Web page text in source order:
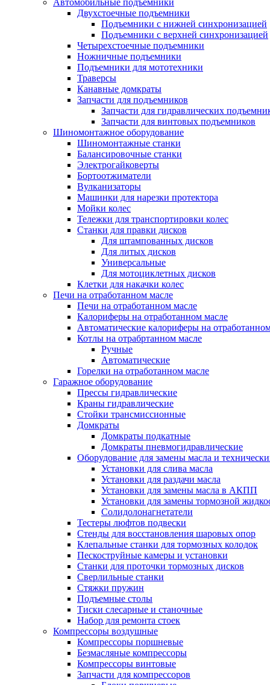
Автомобильные подъемники
Двухстоечные подъемники
Подъемники с нижней синхронизацией
Подъемники с верхней синхронизацией
Четырехстоечные подъемники
Ножничные подъемники
Подъемники для мототехники
Траверсы
Канавные домкраты
Запчасти для подъемников
Запчасти для гидравлических
Запчасти для винтовых подъемников
Шиномонтажное оборудование
Шиномонтажные станки
Балансировочные станки
Электрогайковерты
Бортоотжиматели
Вулканизаторы
Машинки для нарезки протектора
Мойки колес
Тележки для транспортировки колес
Станки для правки дисков
Для штампованных дисков
Для литых дисков
Универсальные
Для мотоциклетных дисков
Клетки для накачки колес
Печи на отработанном масле
Печи на отработанном масле
Калориферы на отработанном масле
Автоматические калориферы на
Котлы на отрабртанном масле
Ручные
Автоматические
Горелки на отработанном масле
Гаражное оборудование
Прессы гидравлические
Краны гидравлические
Стойки трансмиссионные
Домкраты
Домкраты подкатные
Домкраты пневмогидравлические
Оборудование для замены масла и
Установки для слива масла
Установки для раздачи масла
Установки для замены масла в АКПП
Установки для замены тормозной
Солидолонагнетатели
Тестеры люфтов подвески
Стенды для восстановления шаровых опор
Клепальные станки для тормозных колодок
Пескоструйные камеры и установки
Станки для проточки тормозных дисков
Сверлильные станки
Стяжки пружин
Подъемные столы
Тиски слесарные и станочные
Набор для ремонта стоек
Компрессоры воздушные
Компрессоры поршневые
Безмасляные компрессоры
Компрессоры винтовые
Запчасти для компрессоров